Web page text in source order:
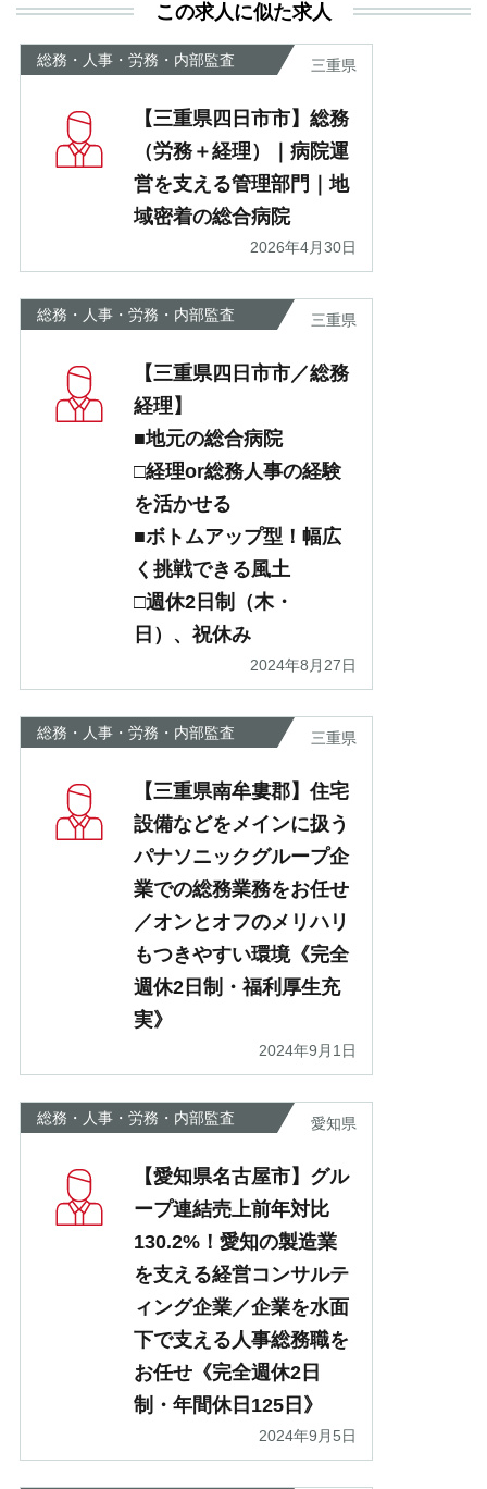
が
この求人に似た求人
総務・人事・労務・内部監査 三重県
【三重県四日市市】総務
（労務＋経理）｜病院運
営を支える管理部門｜地
域密着の総合病院
2026年4月30日
総務・人事・労務・内部監査 三重県
【三重県四日市市／総務
経理】
■地元の総合病院
□経理or総務人事の経験
を活かせる
■ボトムアップ型！幅広
く挑戦できる風土
□週休2日制（木・
日）、祝休み
2024年8月27日
総務・人事・労務・内部監査 三重県
【三重県南牟婁郡】住宅
設備などをメインに扱う
パナソニックグループ企
業での総務業務をお任せ
／オンとオフのメリハリ
もつきやすい環境《完全
週休2日制・福利厚生充
実》
2024年9月1日
総務・人事・労務・内部監査 愛知県
【愛知県名古屋市】グル
ープ連結売上前年対比
130.2%！愛知の製造業
を支える経営コンサルテ
ィング企業／企業を水面
下で支える人事総務職を
お任せ《完全週休2日
制・年間休日125日》
2024年9月5日